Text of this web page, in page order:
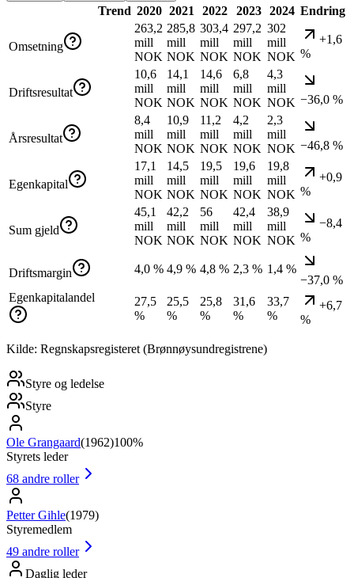
Trend 2020 2021 2022 2023 2024 Endring
Omsetning
263,2
mill
NOK
285,8
mill
NOK
303,4
mill
NOK
297,2
mill
NOK
302
mill
NOK
+1,6
%
Driftsresultat
10,6
mill
NOK
14,1
mill
NOK
14,6
mill
NOK
6,8
mill
NOK
4,3
mill
NOK −36,0 %
Årsresultat
8,4
mill
NOK
10,9
mill
NOK
11,2
mill
NOK
4,2
mill
NOK
2,3
mill
NOK −46,8 %
Egenkapital
17,1
mill
NOK
14,5
mill
NOK
19,5
mill
NOK
19,6
mill
NOK
19,8
mill
NOK
+0,9
%
Sum gjeld
45,1
mill
NOK
42,2
mill
NOK
56
mill
NOK
42,4
mill
NOK
38,9
mill
NOK
−8,4
%
Driftsmargin 4,0 % 4,9 % 4,8 % 2,3 % 1,4 %
−37,0 %
Egenkapitalandel
27,5
%
25,5
%
25,8
%
31,6
%
33,7
%
+6,7
%
Kilde: Regnskapsregisteret (Brønnøysundregistrene)
Styre og ledelse
Styre
Ole Grangaard(1962)100%
Styrets leder
68 andre roller
Petter Gihle(1979)
Styremedlem
49 andre roller
Daglig leder